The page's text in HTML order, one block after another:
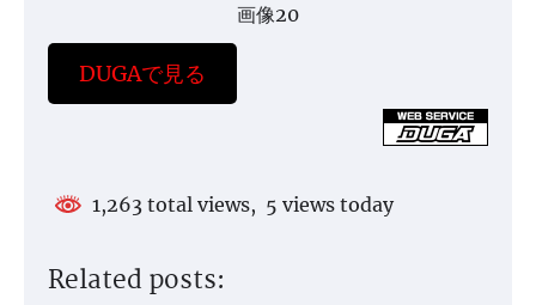
画像20
DUGAで見る
1,263 total views, 5 views today
Related posts: